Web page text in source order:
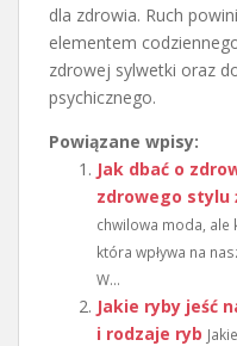
dla zdrowia. Ruch
elementem
zdrowej sylwetki oraz
psychicznego.
Powiązane wpisy:
Jak dbać o
zdrowego stylu
chwilowa moda, ale
która wpływa na
W...
Jakie ryby jeść
i rodzaje ryb